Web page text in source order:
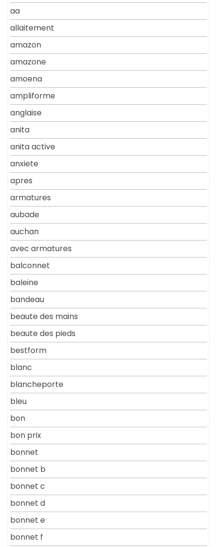
aa
allaitement
amazon
amazone
amoena
ampliforme
anglaise
anita
anita active
anxiete
apres
armatures
aubade
auchan
avec armatures
balconnet
baleine
bandeau
beaute des mains
beaute des pieds
bestform
blanc
blancheporte
bleu
bon
bon prix
bonnet
bonnet b
bonnet c
bonnet d
bonnet e
bonnet f